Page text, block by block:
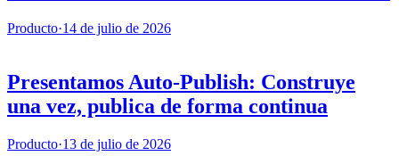
Producto·14 de julio de 2026
Presentamos Auto-Publish: Construye
una vez, publica de forma continua
Producto·13 de julio de 2026